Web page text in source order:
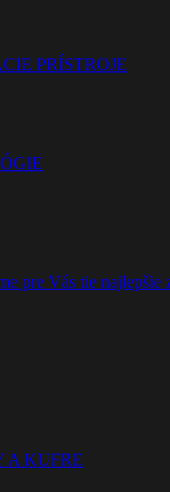
PRÍSTROJE
pre Vás tie
A KUFRE